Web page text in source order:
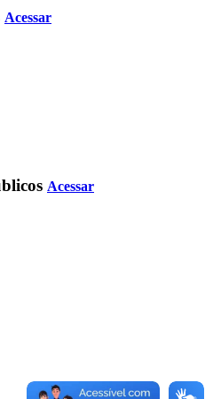
Acessar
Acessar